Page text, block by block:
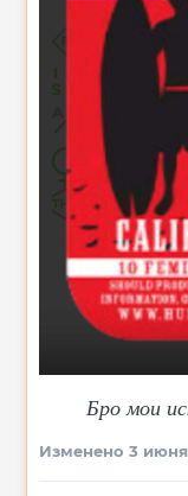
Бро мои
Изменено 3 июня